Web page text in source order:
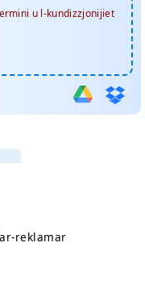
u l-kundizzjonijiet
reklamar